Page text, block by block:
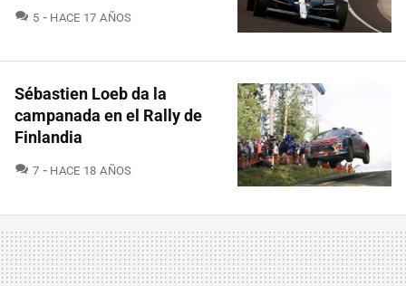
5 COMENTARIOS
HACE 17 AÑOS
Sébastien Loeb da la
campanada en el Rally de
Finlandia
7 COMENTARIOS
HACE 18 AÑOS